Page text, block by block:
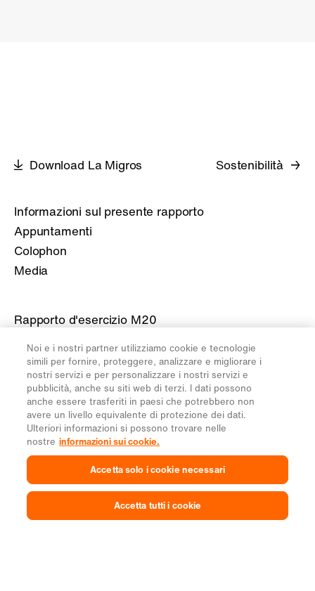
Download La Migros Sostenibilità
Informazioni sul presente rapporto
Appuntamenti
Colophon
Media
Rapporto d'esercizio M20
Rapporto d'esercizio M18
Rapporto d'esercizio M17
Rapporto d'esercizio M16
Ulteriori informazioni sulla Migros
Note legali Protezione dei dati Impostazioni cookie
Noi e i nostri partner utilizziamo cookie e tecnologie
simili per fornire, proteggere, analizzare e migliorare i
nostri servizi e per personalizzare i nostri servizi e
pubblicità, anche su siti web di terzi. I dati possono
anche essere trasferiti in paesi che potrebbero non
avere un livello equivalente di protezione dei dati.
Ulteriori informazioni si possono trovare nelle
nostre informazioni sui cookie.
Accetta solo i cookie necessari
Accetta tutti i cookie